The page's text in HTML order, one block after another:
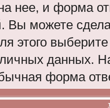
нее, и форма
Вы можете
этого
данных.
форма